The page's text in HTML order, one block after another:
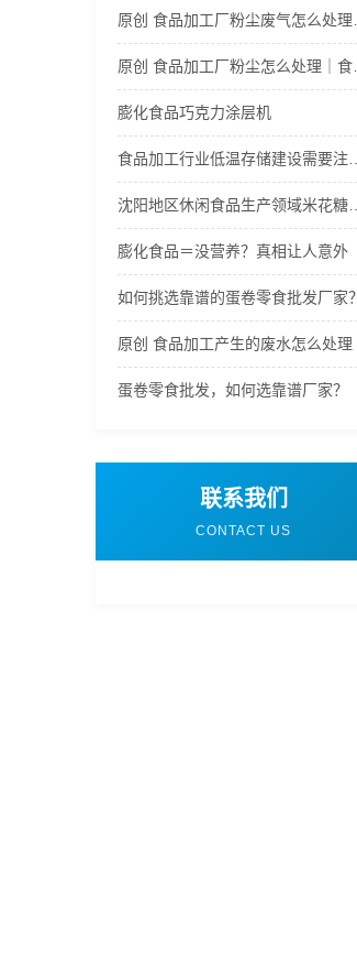
膨化食品巧克力涂层机
膨化食品＝没营养？真相让人意外
如何挑选靠谱的蛋卷零食批发厂家？
原创 食品加工产生的废水怎么处理
蛋卷零食批发，如何选靠谱厂家？
联系我们
CONTACT US